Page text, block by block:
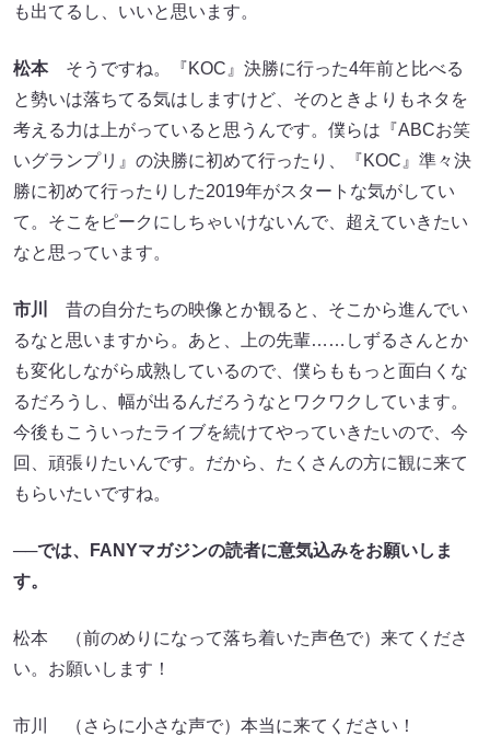
も出てるし、いいと思います。
松本そうですね。『KOC』決勝に行った4年前と比べる
と勢いは落ちてる気はしますけど、そのときよりもネタを
考える力は上がっていると思うんです。僕らは『ABCお笑
いグランプリ』の決勝に初めて行ったり、『KOC』準々決
勝に初めて行ったりした2019年がスタートな気がしてい
て。そこをピークにしちゃいけないんで、超えていきたい
なと思っています。
市川
昔の自分たちの映像とか観ると、そこから進んでい
るなと思いますから。あと、上の先輩……しずるさんとか
も変化しながら成熟しているので、僕らももっと面白くな
るだろうし、幅が出るんだろうなとワクワクしています。
今後もこういったライブを続けてやっていきたいので、今
回、頑張りたいんです。だから、たくさんの方に観に来て
もらいたいですね。
──では、FANYマガジンの読者に意気込みをお願いしま
す。
松本 （前のめりになって落ち着いた声色で）来てくださ
い。お願いします！
市川 （さらに小さな声で）本当に来てください！